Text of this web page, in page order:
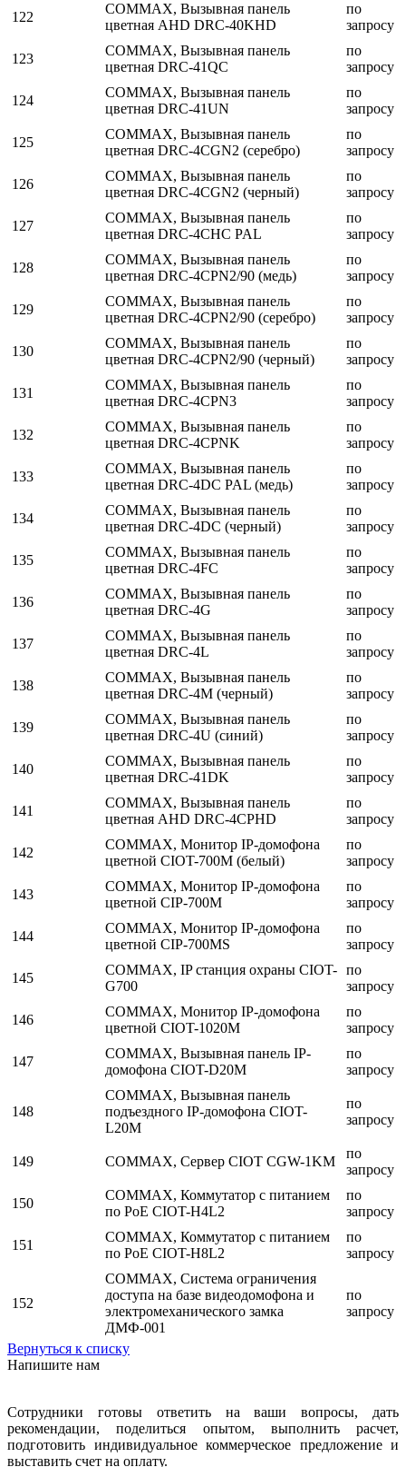
122
COMMAX, Вызывная панель
цветная AHD DRC-40KHD
по
запросу
123
COMMAX, Вызывная панель
цветная DRC-41QC
по
запросу
124
COMMAX, Вызывная панель
цветная DRC-41UN
по
запросу
125
COMMAX, Вызывная панель
цветная DRC-4CGN2 (серебро)
по
запросу
126
COMMAX, Вызывная панель
цветная DRC-4CGN2 (черный)
по
запросу
127
COMMAX, Вызывная панель
цветная DRC-4CHC PAL
по
запросу
128
COMMAX, Вызывная панель
цветная DRC-4CPN2/90 (медь)
по
запросу
129
COMMAX, Вызывная панель
цветная DRC-4CPN2/90 (серебро)
по
запросу
130
COMMAX, Вызывная панель
цветная DRC-4CPN2/90 (черный)
по
запросу
131
COMMAX, Вызывная панель
цветная DRC-4CPN3
по
запросу
132
COMMAX, Вызывная панель
цветная DRC-4CPNK
по
запросу
133
COMMAX, Вызывная панель
цветная DRC-4DC PAL (медь)
по
запросу
134
COMMAX, Вызывная панель
цветная DRC-4DC (черный)
по
запросу
135
COMMAX, Вызывная панель
цветная DRC-4FC
по
запросу
136
COMMAX, Вызывная панель
цветная DRC-4G
по
запросу
137
COMMAX, Вызывная панель
цветная DRC-4L
по
запросу
138
COMMAX, Вызывная панель
цветная DRC-4M (черный)
по
запросу
139
COMMAX, Вызывная панель
цветная DRC-4U (синий)
по
запросу
140
COMMAX, Вызывная панель
цветная DRC-41DK
по
запросу
141
COMMAX, Вызывная панель
цветная AHD DRC-4CPHD
по
запросу
142
COMMAX, Монитор IP-домофона
цветной CIOT-700M (белый)
по
запросу
143
COMMAX, Монитор IP-домофона
цветной CIP-700M
по
запросу
144
COMMAX, Монитор IP-домофона
цветной CIP-700MS
по
запросу
145
COMMAX, IP станция охраны CIOT-
G700
по
запросу
146
COMMAX, Монитор IP-домофона
цветной CIOT-1020M
по
запросу
147
COMMAX, Вызывная панель IP-
домофона CIOT-D20M
по
запросу
148
COMMAX, Вызывная панель
подъездного IP-домофона CIOT-
L20M
по
запросу
149 COMMAX, Сервер CIOT CGW-1KM
по
запросу
150
COMMAX, Коммутатор с питанием
по PoE CIOT-H4L2
по
запросу
151
COMMAX, Коммутатор с питанием
по PoE CIOT-H8L2
по
запросу
152
COMMAX, Система ограничения
доступа на базе видеодомофона и
электромеханического замка
ДМФ-001
по
запросу
Вернуться к списку
Напишите нам
Сотрудники готовы ответить на ваши вопросы, дать
рекомендации, поделиться опытом, выполнить расчет,
подготовить индивидуальное коммерческое предложение и
выставить счет на оплату.